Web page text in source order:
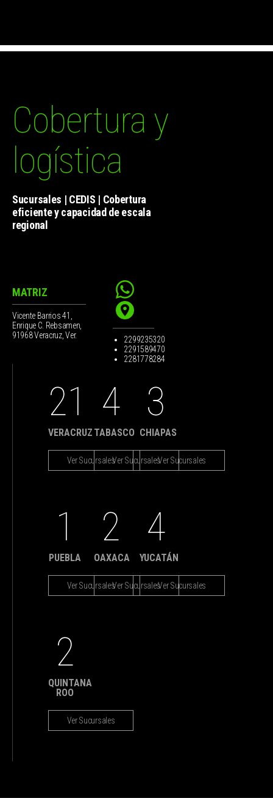
Cobertura y
logística
Sucursales | CEDIS | Cobertura
eficiente y capacidad de escala
regional
MATRIZ
Vicente Barrios 41,
Enrique C. Rebsamen,
91968 Veracruz, Ver.
2299235320
2291589470
2281778284
21
VERACRUZ
Ver Sucursales
4
TABASCO
Ver Sucursales
3
CHIAPAS
Ver Sucursales
1
PUEBLA
Ver Sucursales
2
OAXACA
Ver Sucursales
4
YUCATÁN
Ver Sucursales
2
QUINTANA
ROO
Ver Sucursales